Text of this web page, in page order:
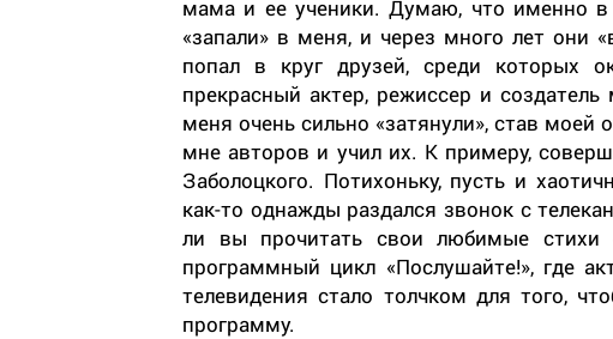
мама и ее ученики. Думаю, что именно в
«запали» в меня, и через много лет они
попал в круг друзей, среди которых
прекрасный актер, режиссер и
меня очень сильно «затянули», став
мне авторов и учил их. К примеру,
Заболоцкого. Потихоньку, пусть и
как-то однажды раздался звонок с
ли вы прочитать свои любимые стихи
программный цикл «Послушайте!», где
телевидения стало толчком для того,
программу.